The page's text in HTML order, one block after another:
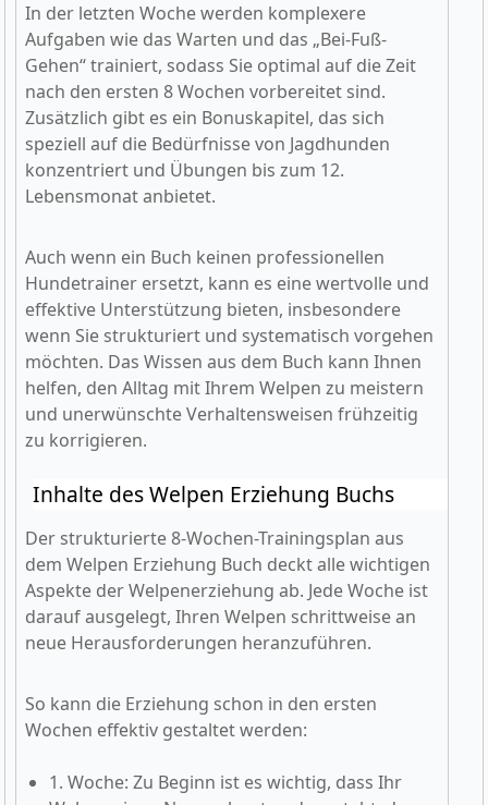
In der letzten Woche werden komplexere
Aufgaben wie das Warten und das „Bei-Fuß-
Gehen“ trainiert, sodass Sie optimal auf die Zeit
nach den ersten 8 Wochen vorbereitet sind.
Zusätzlich gibt es ein Bonuskapitel, das sich
speziell auf die Bedürfnisse von Jagdhunden
konzentriert und Übungen bis zum 12.
Lebensmonat anbietet.
Auch wenn ein Buch keinen professionellen
Hundetrainer ersetzt, kann es eine wertvolle und
effektive Unterstützung bieten, insbesondere
wenn Sie strukturiert und systematisch vorgehen
möchten. Das Wissen aus dem Buch kann Ihnen
helfen, den Alltag mit Ihrem Welpen zu meistern
und unerwünschte Verhaltensweisen frühzeitig
zu korrigieren.
Inhalte des Welpen Erziehung Buchs
Der strukturierte 8-Wochen-Trainingsplan aus
dem Welpen Erziehung Buch deckt alle wichtigen
Aspekte der Welpenerziehung ab. Jede Woche ist
darauf ausgelegt, Ihren Welpen schrittweise an
neue Herausforderungen heranzuführen.
So kann die Erziehung schon in den ersten
Wochen effektiv gestaltet werden:
1. Woche: Zu Beginn ist es wichtig, dass Ihr